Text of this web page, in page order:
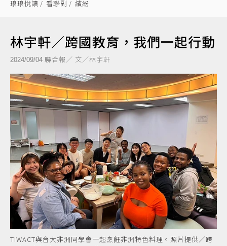
琅琅悅讀 看聯副 繽紛
林宇軒／跨國教育，我們一起行動
2024/09/04 聯合報／ 文／林宇軒
TIWACT與台大非洲同學會一起烹飪非洲特色料理。照片提供／跨